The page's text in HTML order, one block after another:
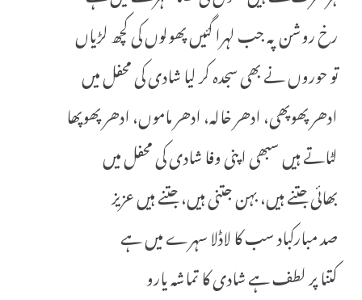
رخ روشن پہ جب لہرا گئیں پھولوں کی کچھ لڑیاں
تو حوروں نے بھی سجدہ کر لیا شادی کی محفل میں
ادھر پھوپھی، ادھر خالہ، ادھر ماموں، ادھر پھوپھا
لٹاتے ہیں سبھی اپنی وفا شادی کی محفل میں
بھائی جتنے ہیں، بہن جتنی ہیں، جتنے ہیں عزیز
صد مبارکباد سب کا لاڈلا سہرے میں ہے
کتنا پر لطف ہے شادی کا تماشہ یارو